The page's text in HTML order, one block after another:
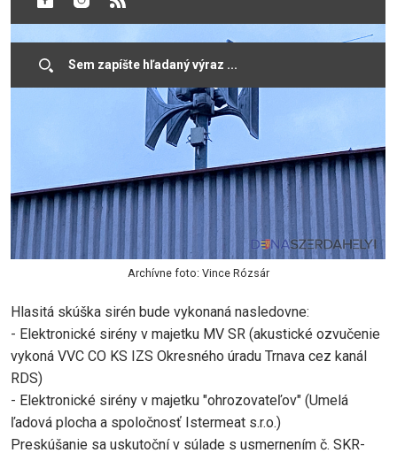
Archívne foto: Vince Rózsár
Hlasitá skúška sirén bude vykonaná nasledovne:
- Elektronické sirény v majetku MV SR (akustické ozvučenie
vykoná VVC CO KS IZS Okresného úradu Trnava cez kanál
RDS)
- Elektronické sirény v majetku "ohrozovateľov" (Umelá
ľadová plocha a spoločnosť Istermeat s.r.o.)
Preskúšanie sa uskutoční v súlade s usmernením č. SKR-